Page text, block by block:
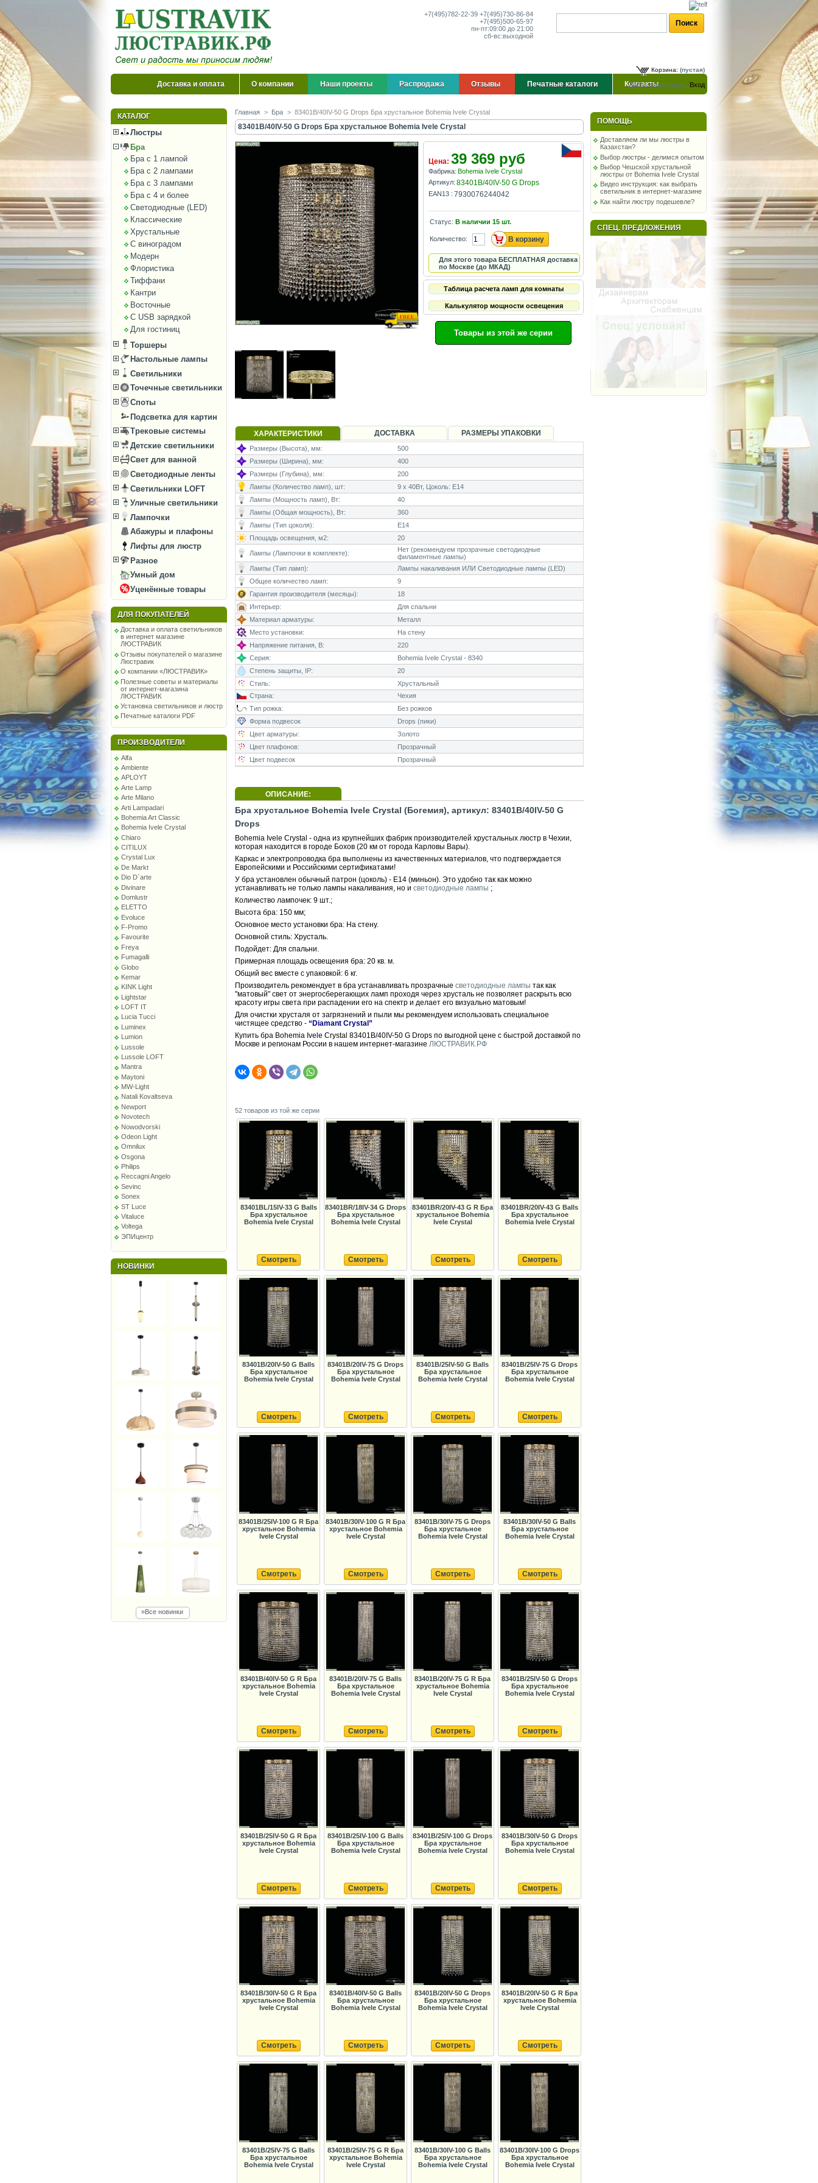
+7(495)782-22-39 +7(495)730-86-84
+7(495)500-65-97
пн-пт:09:00 до 21:00
сб-вс:выходной
Корзина: (пустая)
Добро пожаловать, Вход
Доставка и оплата О компании Наши проекты Распродажа Отзывы Печатные каталоги Контакты
КАТАЛОГ
Люстры
Бра
Бра с 1 лампой
Бра с 2 лампами
Бра с 3 лампами
Бра с 4 и более
Светодиодные (LED)
Классические
Хрустальные
С виноградом
Модерн
Флористика
Тиффани
Кантри
Восточные
С USB зарядкой
Для гостиниц
Торшеры
Настольные лампы
Светильники
Точечные светильники
Споты
Подсветка для картин
Трековые системы
Детские светильники
Свет для ванной
Светодиодные ленты
Светильники LOFT
Уличные светильники
Лампочки
Абажуры и плафоны
Лифты для люстр
Разное
Умный дом
Уценённые товары
ДЛЯ ПОКУПАТЕЛЕЙ
Доставка и оплата светильников
в интернет магазине
ЛЮСТРАВИК
Отзывы покупателей о магазине
Люстравик
О компании «ЛЮСТРАВИК»
Полезные советы и материалы
от интернет-магазина
ЛЮСТРАВИК
Установка светильников и люстр
Печатные каталоги PDF
ПРОИЗВОДИТЕЛИ
Alfa
Ambiente
APLOYT
Arte Lamp
Arte Milano
Arti Lampadari
Bohemia Art Classic
Bohemia Ivele Crystal
Chiaro
CITILUX
Crystal Lux
De Markt
Dio D`arte
Divinare
Domlustr
ELETTO
Evoluce
F-Promo
Favourite
Freya
Fumagalli
Globo
Kemar
KINK Light
Lightstar
LOFT IT
Lucia Tucci
Luminex
Lumion
Lussole
Lussole LOFT
Mantra
Maytoni
MW-Light
Natali Kovaltseva
Newport
Novotech
Nowodvorski
Odeon Light
Omnilux
Osgona
Philips
Reccagni Angelo
Sevinc
Sonex
ST Luce
Vitaluce
Voltega
ЭПИцентр
НОВИНКИ
»Все новинки
Главная > Бра > 83401B/40IV-50 G Drops Бра хрустальное Bohemia Ivele Crystal
83401B/40IV-50 G Drops Бра хрустальное Bohemia Ivele Crystal
Цена: 39 369 руб
Фабрика: Bohemia Ivele Crystal
Артикул: 83401B/40IV-50 G Drops
EAN13 : 7930076244042
Статус: В наличии 15 шт.
Количество:
Для этого товара БЕСПЛАТНАЯ доставка
по Москве (до МКАД)
Таблица расчета ламп для комнаты
Калькулятор мощности освещения
Товары из этой же серии
ХАРАКТЕРИСТИКИ ДОСТАВКА РАЗМЕРЫ УПАКОВКИ
Размеры (Высота), мм:
500
Размеры (Ширина), мм:
400
Размеры (Глубина), мм:
200
Лампы (Количество ламп), шт:
9 x 40Вт, Цоколь: E14
Лампы (Мощность ламп), Вт:
40
Лампы (Общая мощность), Вт:
360
Лампы (Тип цоколя):
E14
Площадь освещения, м2:
20
Лампы (Лампочки в комплекте):
Нет (рекомендуем прозрачные светодиодные
филаментные лампы)
Лампы (Тип ламп):
Лампы накаливания ИЛИ Светодиодные лампы (LED)
Общее количество ламп:
9
Гарантия производителя (месяцы):
18
Интерьер:
Для спальни
Материал арматуры:
Металл
Место установки:
На стену
Напряжение питания, В:
220
Серия:
Bohemia Ivele Crystal - 8340
Степень защиты, IP:
20
Стиль:
Хрустальный
Страна:
Чехия
Тип рожка:
Без рожков
Форма подвесок
Drops (пики)
Цвет арматуры:
Золото
Цвет плафонов:
Прозрачный
Цвет подвесок
Прозрачный
ОПИСАНИЕ:
Бра хрустальное Bohemia Ivele Crystal (Богемия), артикул: 83401B/40IV-50 G
Drops
Bohemia Ivele Crystal - одна из крупнейших фабрик производителей хрустальных люстр в Чехии,
которая находится в городе Бохов (20 км от города Карловы Вары).
Каркас и электропроводка бра выполнены из качественных материалов, что подтверждается
Европейскими и Российскими сертификатами!
У бра установлен обычный патрон (цоколь) - E14 (миньон). Это удобно так как можно
устанавливать не только лампы накаливания, но и светодиодные лампы ;
Количество лампочек: 9 шт.;
Высота бра: 150 мм;
Основное место установки бра: На стену.
Основной стиль: Хрусталь.
Подойдет: Для спальни.
Примерная площадь освещения бра: 20 кв. м.
Общий вес вместе с упаковкой: 6 кг.
Производитель рекомендует в бра устанавливать прозрачные светодиодные лампы так как
"матовый" свет от энергосберегающих ламп проходя через хрусталь не позволяет раскрыть всю
красоту игры света при распадении его на спектр и делает его визуально матовым!
Для очистки хрусталя от загрязнений и пыли мы рекомендуем использовать специальное
чистящее средство - “Diamant Crystal”
Купить бра Bohemia Ivele Crystal 83401B/40IV-50 G Drops по выгодной цене с быстрой доставкой по
Москве и регионам России в нашем интернет-магазине ЛЮСТРАВИК.РФ
52 товаров из той же серии
83401BL/15IV-33 G Balls
Бра хрустальное
Bohemia Ivele Crystal
Смотреть
83401BR/18IV-34 G Drops
Бра хрустальное
Bohemia Ivele Crystal
Смотреть
83401BR/20IV-43 G R Бра
хрустальное Bohemia
Ivele Crystal
Смотреть
83401BR/20IV-43 G Balls
Бра хрустальное
Bohemia Ivele Crystal
Смотреть
83401B/20IV-50 G Balls
Бра хрустальное
Bohemia Ivele Crystal
Смотреть
83401B/20IV-75 G Drops
Бра хрустальное
Bohemia Ivele Crystal
Смотреть
83401B/25IV-50 G Balls
Бра хрустальное
Bohemia Ivele Crystal
Смотреть
83401B/25IV-75 G Drops
Бра хрустальное
Bohemia Ivele Crystal
Смотреть
83401B/25IV-100 G R Бра
хрустальное Bohemia
Ivele Crystal
Смотреть
83401B/30IV-100 G R Бра
хрустальное Bohemia
Ivele Crystal
Смотреть
83401B/30IV-75 G Drops
Бра хрустальное
Bohemia Ivele Crystal
Смотреть
83401B/30IV-50 G Balls
Бра хрустальное
Bohemia Ivele Crystal
Смотреть
83401B/40IV-50 G R Бра
хрустальное Bohemia
Ivele Crystal
Смотреть
83401B/20IV-75 G Balls
Бра хрустальное
Bohemia Ivele Crystal
Смотреть
83401B/20IV-75 G R Бра
хрустальное Bohemia
Ivele Crystal
Смотреть
83401B/25IV-50 G Drops
Бра хрустальное
Bohemia Ivele Crystal
Смотреть
83401B/25IV-50 G R Бра
хрустальное Bohemia
Ivele Crystal
Смотреть
83401B/25IV-100 G Balls
Бра хрустальное
Bohemia Ivele Crystal
Смотреть
83401B/25IV-100 G Drops
Бра хрустальное
Bohemia Ivele Crystal
Смотреть
83401B/30IV-50 G Drops
Бра хрустальное
Bohemia Ivele Crystal
Смотреть
83401B/30IV-50 G R Бра
хрустальное Bohemia
Ivele Crystal
Смотреть
83401B/40IV-50 G Balls
Бра хрустальное
Bohemia Ivele Crystal
Смотреть
83401B/20IV-50 G Drops
Бра хрустальное
Bohemia Ivele Crystal
Смотреть
83401B/20IV-50 G R Бра
хрустальное Bohemia
Ivele Crystal
Смотреть
83401B/25IV-75 G Balls
Бра хрустальное
Bohemia Ivele Crystal
83401B/25IV-75 G R Бра
хрустальное Bohemia
Ivele Crystal
83401B/30IV-100 G Balls
Бра хрустальное
Bohemia Ivele Crystal
83401B/30IV-100 G Drops
Бра хрустальное
Bohemia Ivele Crystal
ПОМОЩЬ
Доставляем ли мы люстры в
Казахстан?
Выбор люстры - делимся опытом
Выбор Чешской хрустальной
люстры от Bohemia Ivele Crystal
Видео инструкция: как выбрать
светильник в интернет-магазине
Как найти люстру подешевле?
СПЕЦ. ПРЕДЛОЖЕНИЯ